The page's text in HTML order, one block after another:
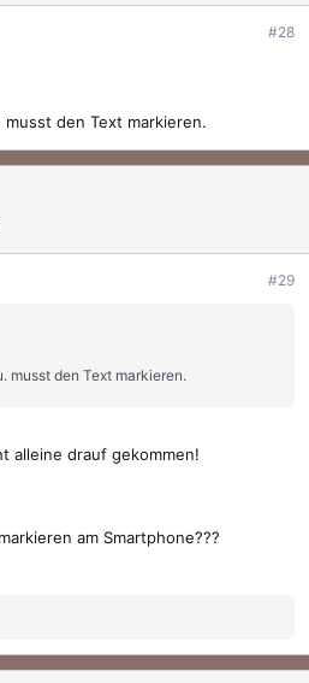
#28
den Text markieren.
#29
musst den Text markieren.
alleine drauf gekommen!
am Smartphone???